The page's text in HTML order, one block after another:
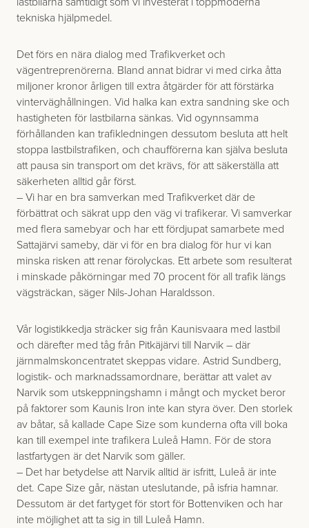
tekniska hjälpmedel.
Det förs en nära dialog med Trafikverket och
vägentreprenörerna. Bland annat bidrar vi med cirka åtta
miljoner kronor årligen till extra åtgärder för att förstärka
vinterväghållningen. Vid halka kan extra sandning ske och
hastigheten för lastbilarna sänkas. Vid ogynnsamma
förhållanden kan trafikledningen dessutom besluta att helt
stoppa lastbilstrafiken, och chaufförerna kan själva besluta
att pausa sin transport om det krävs, för att säkerställa att
säkerheten alltid går först.
– Vi har en bra samverkan med Trafikverket där de
förbättrat och säkrat upp den väg vi trafikerar. Vi samverkar
med flera samebyar och har ett fördjupat samarbete med
Sattajärvi sameby, där vi för en bra dialog för hur vi kan
minska risken att renar förolyckas. Ett arbete som resulterat
i minskade påkörningar med 70 procent för all trafik längs
vägsträckan, säger Nils-Johan Haraldsson.
Vår logistikkedja sträcker sig från Kaunisvaara med lastbil
och därefter med tåg från Pitkäjärvi till Narvik – där
järnmalmskoncentratet skeppas vidare. Astrid Sundberg,
logistik- och marknadssamordnare, berättar att valet av
Narvik som utskeppningshamn i mångt och mycket beror
på faktorer som Kaunis Iron inte kan styra över. Den storlek
av båtar, så kallade Cape Size som kunderna ofta vill boka
kan till exempel inte trafikera Luleå Hamn. För de stora
lastfartygen är det Narvik som gäller.
– Det har betydelse att Narvik alltid är isfritt, Luleå är inte
det. Cape Size går, nästan uteslutande, på isfria hamnar.
Dessutom är det fartyget för stort för Bottenviken och har
inte möjlighet att ta sig in till Luleå Hamn.